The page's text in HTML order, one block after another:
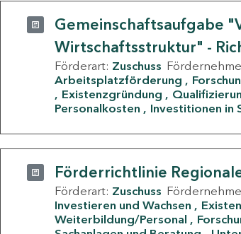
Gemeinschaftsaufgabe
Wirtschaftsstruktur" -
Förderart: Zuschuss
Arbeitsplatzförderung
Existenzgründung
Personalkosten
Investitionen in
Förderrichtlinie
Förderart: Zuschuss
Investieren und Wachsen
Weiterbildung/Personal